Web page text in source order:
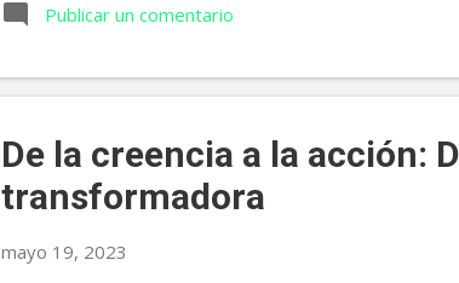
dos hombres que vivían en un
un malvado señor, quien lo
sentía atrapado en un ciclo de
Publicar un comentario
De la creencia a la acción:
transformadora
mayo 19, 2023